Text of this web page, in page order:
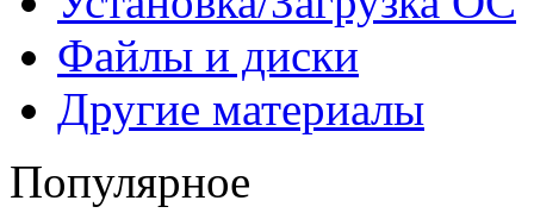
Файлы и диски
Другие материалы
Популярное